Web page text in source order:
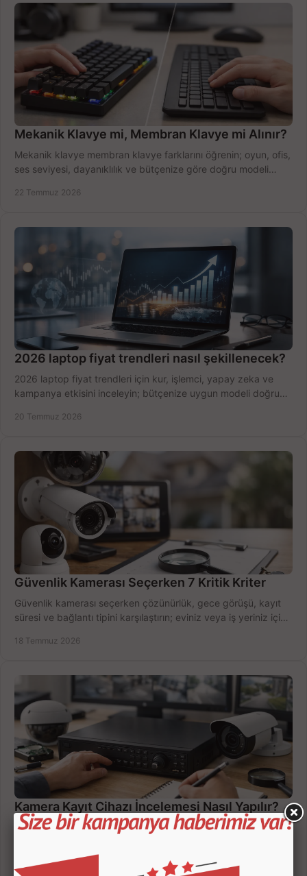
Mekanik Klavye mi, Membran Klavye mi Alınır?
Mekanik klavye membran klavye farklarını öğrenin; oyun, ofis,
ses seviyesi, dayanıklılık ve bütçenize göre doğru modeli
22 Temmuz 2026
2026 laptop fiyat trendleri nasıl şekillenecek?
2026 laptop fiyat trendleri için kur, işlemci, yapay zeka ve
kampanya etkisini inceleyin; bütçenize uygun modeli doğru
20 Temmuz 2026
Güvenlik Kamerası Seçerken 7 Kritik Kriter
Güvenlik kamerası seçerken çözünürlük, gece görüşü, kayıt
süresi ve bağlantı tipini karşılaştırın; eviniz veya iş yeriniz için
18 Temmuz 2026
Kamera Kayıt Cihazı İncelemesi Nasıl Yapılır?
Kamera kayıt cihazı incelemesi yaparken kanal sayısı,
değerlendirin; bütçenizi doğru yönetin.
16 Temmuz 2026